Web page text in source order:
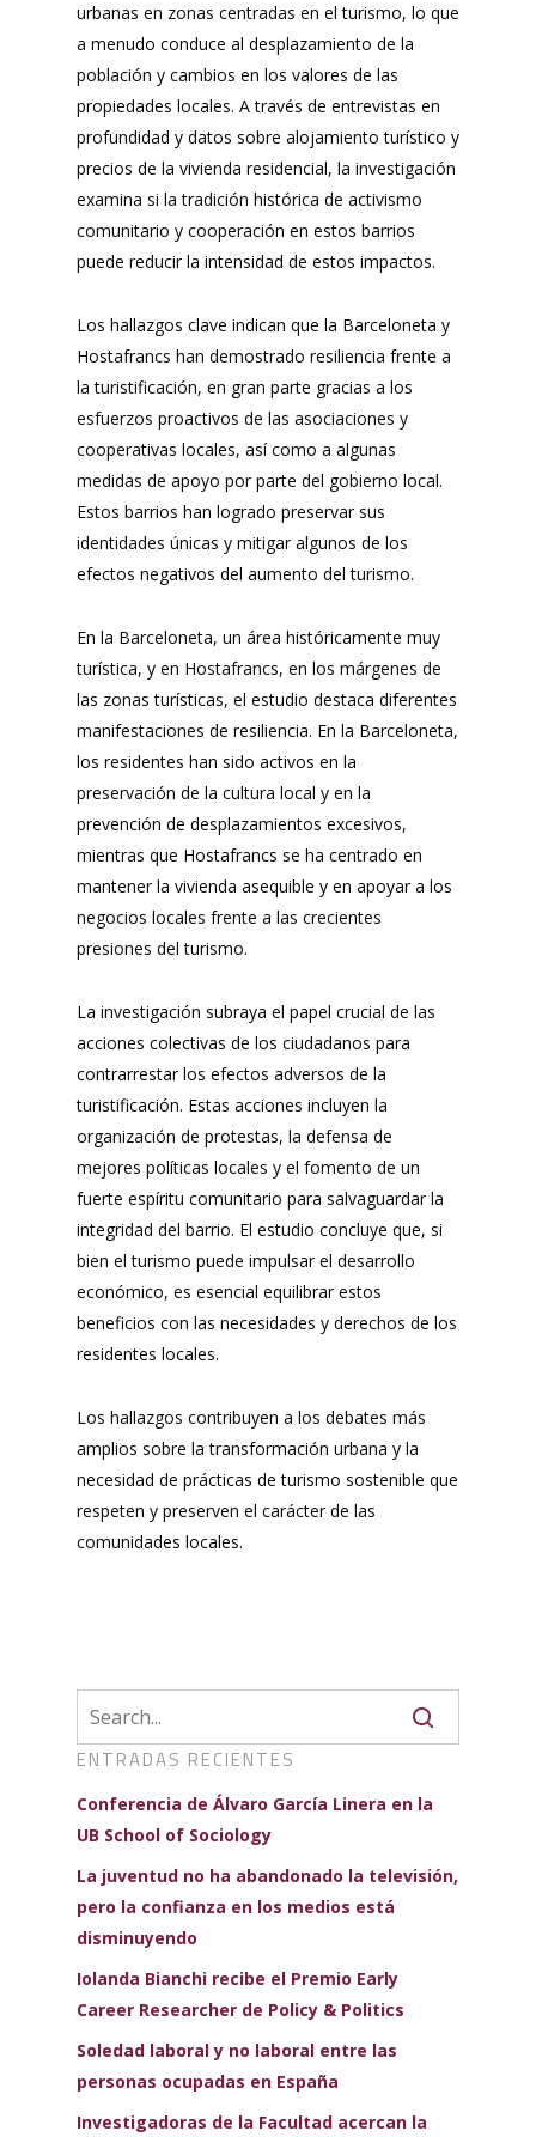
urbanas en zonas centradas en el turismo, lo que
a menudo conduce al desplazamiento de la
población y cambios en los valores de las
propiedades locales. A través de entrevistas en
profundidad y datos sobre alojamiento turístico y
precios de la vivienda residencial, la investigación
examina si la tradición histórica de activismo
comunitario y cooperación en estos barrios
puede reducir la intensidad de estos impactos.
Los hallazgos clave indican que la Barceloneta y
Hostafrancs han demostrado resiliencia frente a
la turistificación, en gran parte gracias a los
esfuerzos proactivos de las asociaciones y
cooperativas locales, así como a algunas
medidas de apoyo por parte del gobierno local.
Estos barrios han logrado preservar sus
identidades únicas y mitigar algunos de los
efectos negativos del aumento del turismo.
En la Barceloneta, un área históricamente muy
turística, y en Hostafrancs, en los márgenes de
las zonas turísticas, el estudio destaca diferentes
manifestaciones de resiliencia. En la Barceloneta,
los residentes han sido activos en la
preservación de la cultura local y en la
prevención de desplazamientos excesivos,
mientras que Hostafrancs se ha centrado en
mantener la vivienda asequible y en apoyar a los
negocios locales frente a las crecientes
presiones del turismo.
La investigación subraya el papel crucial de las
acciones colectivas de los ciudadanos para
contrarrestar los efectos adversos de la
turistificación. Estas acciones incluyen la
organización de protestas, la defensa de
mejores políticas locales y el fomento de un
fuerte espíritu comunitario para salvaguardar la
integridad del barrio. El estudio concluye que, si
bien el turismo puede impulsar el desarrollo
económico, es esencial equilibrar estos
beneficios con las necesidades y derechos de los
residentes locales.
Los hallazgos contribuyen a los debates más
amplios sobre la transformación urbana y la
necesidad de prácticas de turismo sostenible que
respeten y preserven el carácter de las
comunidades locales.
ENTRADAS RECIENTES
Conferencia de Álvaro García Linera en la
UB School of Sociology
La juventud no ha abandonado la televisión,
pero la confianza en los medios está
disminuyendo
Iolanda Bianchi recibe el Premio Early
Career Researcher de Policy & Politics
Soledad laboral y no laboral entre las
personas ocupadas en España
Investigadoras de la Facultad acercan la